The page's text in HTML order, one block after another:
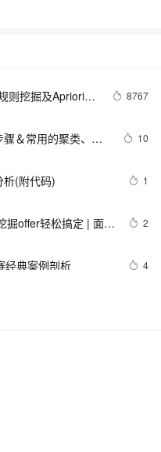
则挖掘及Apriori实
8767
＆常用的聚类、决
10
析(附代码) 1
掘offer轻松搞定 | 面试
2
经典案例剖析 4
据科学
实战应用（超详细